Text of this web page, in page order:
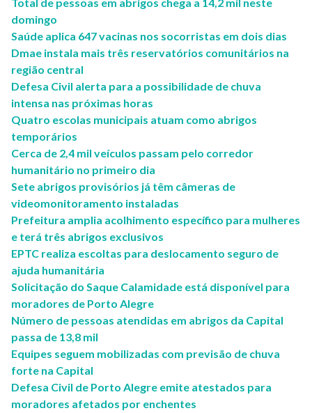
domingo
Saúde aplica 647 vacinas nos socorristas em dois dias
Dmae instala mais três reservatórios comunitários na
região central
Defesa Civil alerta para a possibilidade de chuva
intensa nas próximas horas
Quatro escolas municipais atuam como abrigos
temporários
Cerca de 2,4 mil veículos passam pelo corredor
humanitário no primeiro dia
Sete abrigos provisórios já têm câmeras de
videomonitoramento instaladas
Prefeitura amplia acolhimento específico para mulheres
e terá três abrigos exclusivos
EPTC realiza escoltas para deslocamento seguro de
ajuda humanitária
Solicitação do Saque Calamidade está disponível para
moradores de Porto Alegre
Número de pessoas atendidas em abrigos da Capital
passa de 13,8 mil
Equipes seguem mobilizadas com previsão de chuva
forte na Capital
Defesa Civil de Porto Alegre emite atestados para
moradores afetados por enchentes